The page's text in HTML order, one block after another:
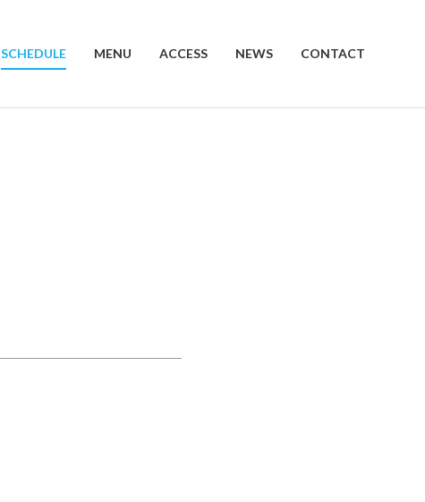
SCHEDULE MENU ACCESS NEWS CONTACT